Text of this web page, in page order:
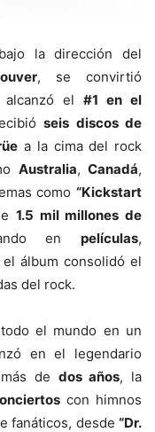
la dirección del
, se convirtió
alcanzó el#1 en el
seis discos de
a la cima del rock
Australia,Canadá,
como “Kickstart
1.5 mil millones de
en películas,
el álbum consolidó el
del rock.
el mundo en un
en el legendario
de dos años, la
con himnos
fanáticos, desde “Dr.